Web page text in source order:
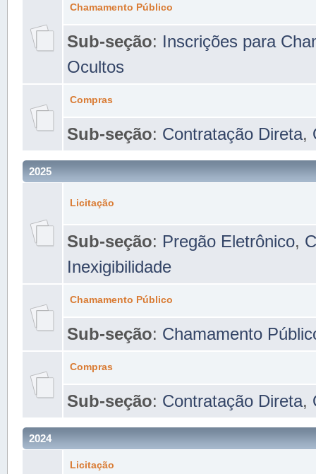
Chamamento Público
Sub-seção: Inscrições para
Ocultos
Compras
Sub-seção: Contratação Direta,
2025
Licitação
Sub-seção: Pregão Eletrônico,
Inexigibilidade
Chamamento Público
Sub-seção: Chamamento
Compras
Sub-seção: Contratação Direta,
2024
Licitação